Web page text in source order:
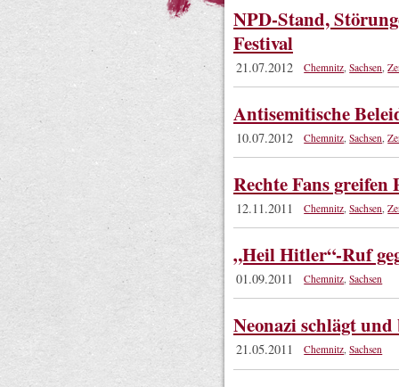
NPD-Stand,
Festival
21.07.2012 Chemnitz ,Sachsen ,
Antisemitische
10.07.2012 Chemnitz ,Sachsen ,
Rechte Fans greifen
12.11.2011 Chemnitz,Sachsen,
„Heil Hitler“-Ruf
01.09.2011 Chemnitz,Sachsen
Neonazi schlägt
21.05.2011 Chemnitz,Sachsen